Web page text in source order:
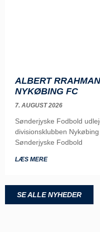
ALBERT
NYKØBING FC
7. AUGUST 2026
Sønderjyske Fodbold
divisionsklubben
Sønderjyske Fodbold
LÆS MERE
SE ALLE NYHEDER